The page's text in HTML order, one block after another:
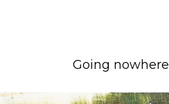
Going nowhere